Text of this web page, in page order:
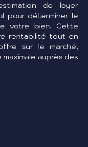
de loyer
pour déterminer le
votre bien. Cette
rentabilité tout en
sur le marché,
auprès des